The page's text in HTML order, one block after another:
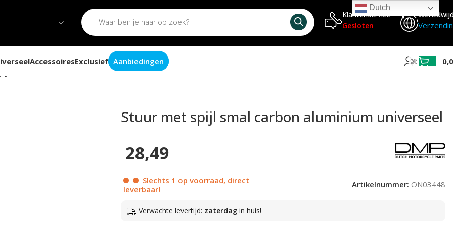
Klantenservice
Gesloten
AccessoiresExclusief Aanbiedingen
smal carbon aluminium universeel
Stuur met spijl smal carbon aluminium universeel
28,49
Slechts 1 op voorraad, direct
leverbaar!
Artikelnummer: ON03448
Verwachte levertijd: zaterdagin huis!
Dutch